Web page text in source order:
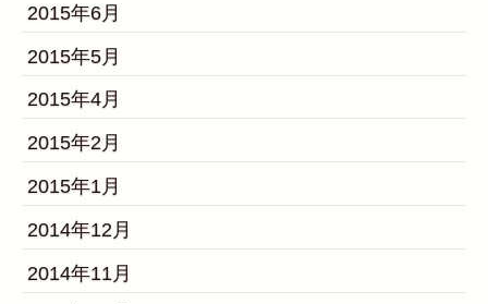
2015年6月
2015年5月
2015年4月
2015年2月
2015年1月
2014年12月
2014年11月